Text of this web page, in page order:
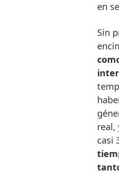
en
Sin
real,
casi